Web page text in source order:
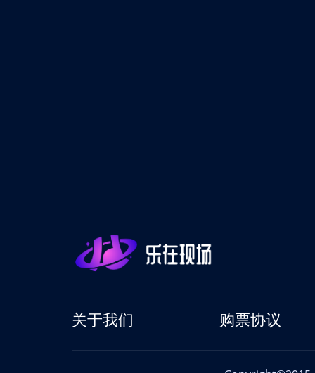
关于我们 购票协议